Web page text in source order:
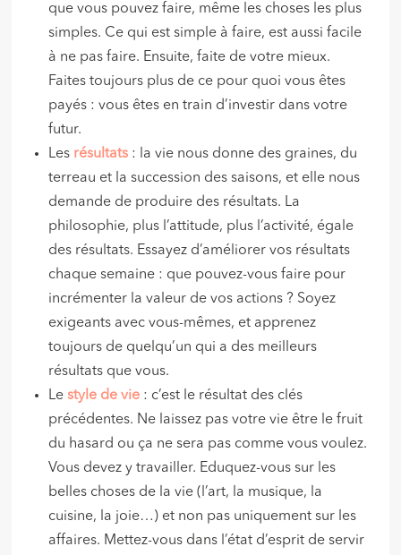
que vous pouvez faire, même les choses les plus
simples. Ce qui est simple à faire, est aussi facile
à ne pas faire. Ensuite, faite de votre mieux.
Faites toujours plus de ce pour quoi vous êtes
payés : vous êtes en train d’investir dans votre
futur.
Les résultats : la vie nous donne des graines, du
terreau et la succession des saisons, et elle nous
demande de produire des résultats. La
philosophie, plus l’attitude, plus l’activité, égale
des résultats. Essayez d’améliorer vos résultats
chaque semaine : que pouvez-vous faire pour
incrémenter la valeur de vos actions ? Soyez
exigeants avec vous-mêmes, et apprenez
toujours de quelqu’un qui a des meilleurs
résultats que vous.
Lestyle de vie : c’est le résultat des clés
précédentes. Ne laissez pas votre vie être le fruit
du hasard ou ça ne sera pas comme vous voulez.
Vous devez y travailler. Eduquez-vous sur les
belles choses de la vie (l’art, la musique, la
cuisine, la joie…) et non pas uniquement sur les
affaires. Mettez-vous dans l’état d’esprit de servir